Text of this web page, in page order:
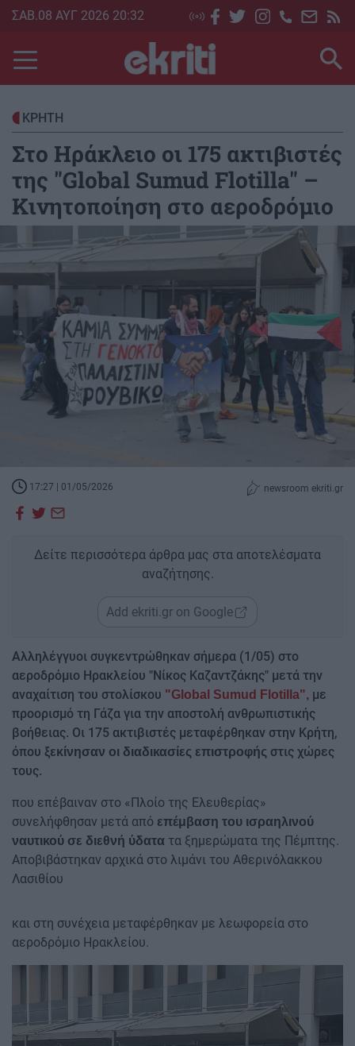
Skip
main
content
ΣΑΒ.08 ΑΥΓ 2026 20:32
ΚΡΗΤΗ
Στο Ηράκλειο οι 175 ακτιβιστές
της "Global Sumud Flotilla" –
Κινητοποίηση στο αεροδρόμιο
17:27 | 01/05/2026 newsroom ekriti.gr
Δείτε περισσότερα άρθρα μας στα αποτελέσματα
αναζήτησης.
Add ekriti.gr on Google
Αλληλέγγυοι συγκεντρώθηκαν σήμερα (1/05) στο
αεροδρόμιο Ηρακλείου "Νίκος Καζαντζάκης" μετά την
αναχαίτιση του στολίσκου "Global Sumud Flotilla", με
προορισμό τη Γάζα για την αποστολή ανθρωπιστικής
βοήθειας. Οι 175 ακτιβιστές μεταφέρθηκαν στην Κρήτη,
όπου ξεκίνησαν οι διαδικασίες επιστροφής στις χώρες
τους.
που επέβαιναν στο «Πλοίο της Ελευθερίας»
συνελήφθησαν μετά από επέμβαση του ισραηλινού
ναυτικού σε διεθνή ύδατα τα ξημερώματα της Πέμπτης.
Αποβιβάστηκαν αρχικά στο λιμάνι του Αθερινόλακκου
Λασιθίου
και στη συνέχεια μεταφέρθηκαν με λεωφορεία στο
αεροδρόμιο Ηρακλείου​​​​​.